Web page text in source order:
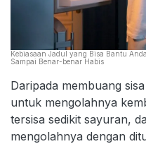
Kebiasaan Jadul yang Bisa Bantu
Sampai Benar-benar Habis
Daripada membuang
untuk mengolahnya
tersisa sedikit sayuran,
mengolahnya dengan